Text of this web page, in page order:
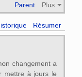
Parent Plus
Résumer
changement a
mettre à jours le